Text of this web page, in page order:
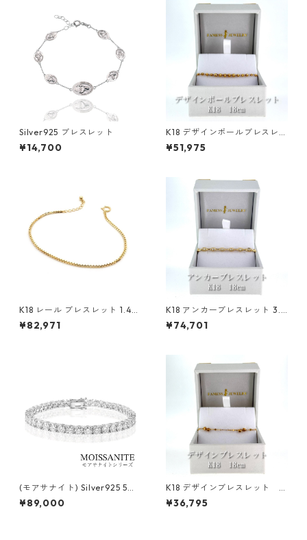
Silver925 ブレスレット
¥14,700
K18 デザインボールブレスレッ
ト 1.8〜2.7mm
¥51,975
K18 レール ブレスレット 1.4m
m
¥82,971
K18 アンカーブレスレット 3.4
mm
¥74,701
(モアサナイト) Silver925 5m
m 20cm ブレスレット
¥89,000
K18 デザインブレスレット
0.5mm
¥36,795